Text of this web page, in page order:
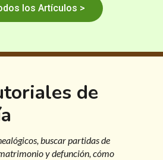
los Artículos >
de
buscar partidas de
y defunción, cómo